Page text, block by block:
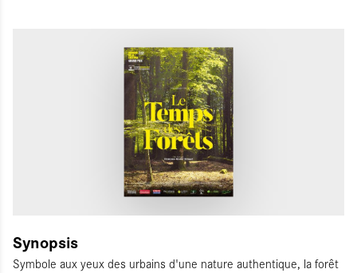
Synopsis
Symbole aux yeux des urbains d'une nature authentique, la forêt